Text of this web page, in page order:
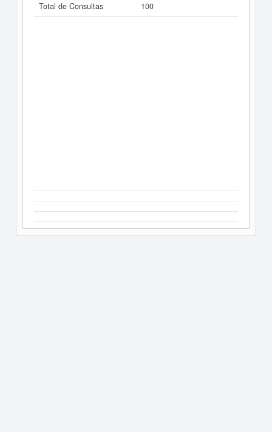
Total de Consultas
100